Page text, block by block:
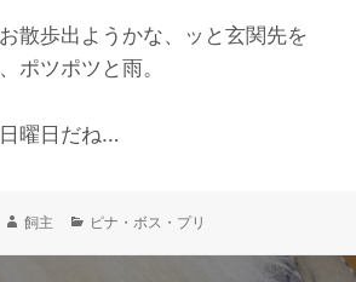
散歩出ようかな、ッと玄関先を
ポツポツと雨。
曜日だね…
作
飼主
カ
ピナ・ボス・プリ